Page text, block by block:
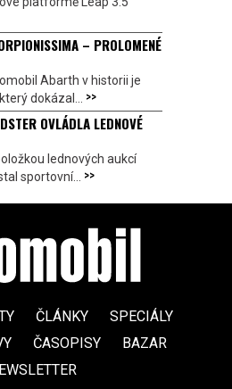
– PROLOMENÉ
Abarth v historii je
dokázal... >>
OVLÁDLA LEDNOVÉ
lednových aukcí
sportovní... >>
ČLÁNKY
SPECIÁLY
ČASOPISY
BAZAR